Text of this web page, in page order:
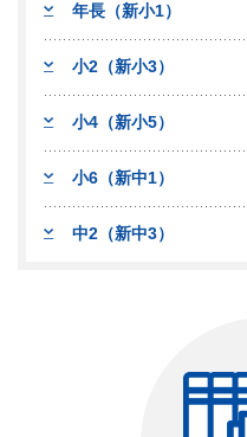
年長（新小1）
小2（新小3）
小4（新小5）
小6（新中1）
中2（新中3）